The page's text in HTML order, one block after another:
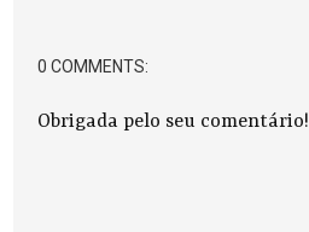
0 COMMENTS:
Obrigada pelo seu comentário!